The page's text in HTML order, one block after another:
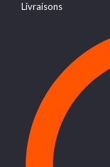
Livraisons